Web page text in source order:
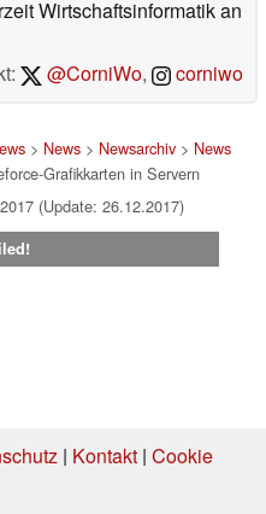
Wirtschaftsinformatik an
@CorniWo, corniwo
> News> Newsarchiv> News
Grafikkarten in Servern
(Update: 26.12.2017)
| Kontakt| Cookie